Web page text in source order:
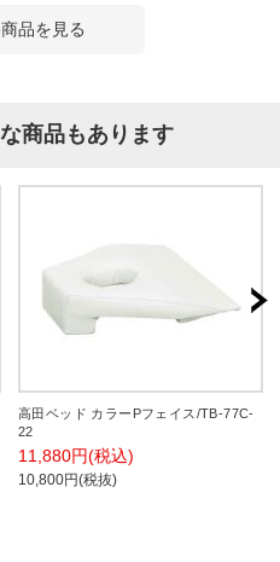
品を見る
商品もあります
高田ベッド カラーPフェイス/TB-77C-
22
11,880円(税込)
10,800円(税抜)